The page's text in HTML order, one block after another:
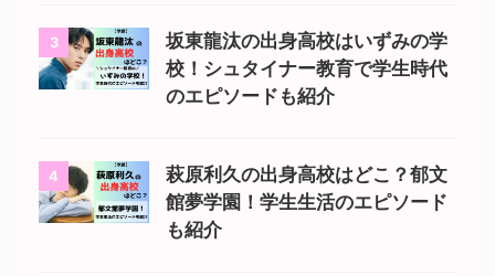
3
坂東龍汰の出身高校はいずみの学
校！シュタイナー教育で学生時代
のエピソードも紹介
4
萩原利久の出身高校はどこ？郁文
館夢学園！学生生活のエピソード
も紹介